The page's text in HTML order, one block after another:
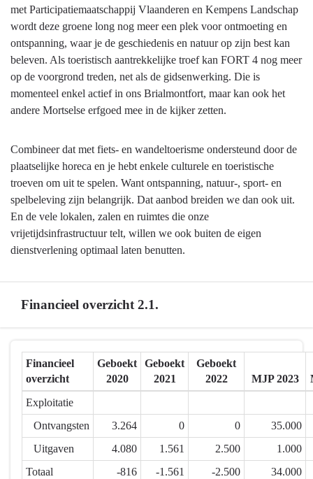
dienstverleningsinfrastructuur
Samenvatting
met Participatiemaatschappij Vlaanderen en Kempens Landschap
wordt deze groene long nog meer een plek voor ontmoeting en
ontspanning, waar je de geschiedenis en natuur op zijn best kan
beleven. Als toeristisch aantrekkelijke troef kan FORT 4 nog meer
op de voorgrond treden, net als de gidsenwerking. Die is
momenteel enkel actief in ons Brialmontfort, maar kan ook het
andere Mortselse erfgoed mee in de kijker zetten.
Combineer dat met fiets- en wandeltoerisme ondersteund door de
plaatselijke horeca en je hebt enkele culturele en toeristische
troeven om uit te spelen. Want ontspanning, natuur-, sport- en
spelbeleving zijn belangrijk. Dat aanbod breiden we dan ook uit.
En de vele lokalen, zalen en ruimtes die onze
vrijetijdsinfrastructuur telt, willen we ook buiten de eigen
dienstverlening optimaal laten benutten.
Financieel overzicht 2.1.
navigatie
Financieel
overzicht
Geboekt
2020
Geboekt
2021
Geboekt
2022
MJP 2023
Exploitatie
Ontvangsten
3.264 0 0
35.000
Uitgaven
4.080 1.561 2.500
1.000
Totaal
-816 -1.561 -2.500 34.000